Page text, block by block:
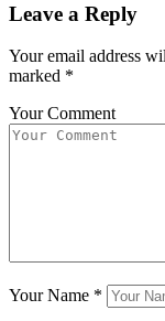
Leave a Reply
Your email address
marked *
Your Comment
Your Name *